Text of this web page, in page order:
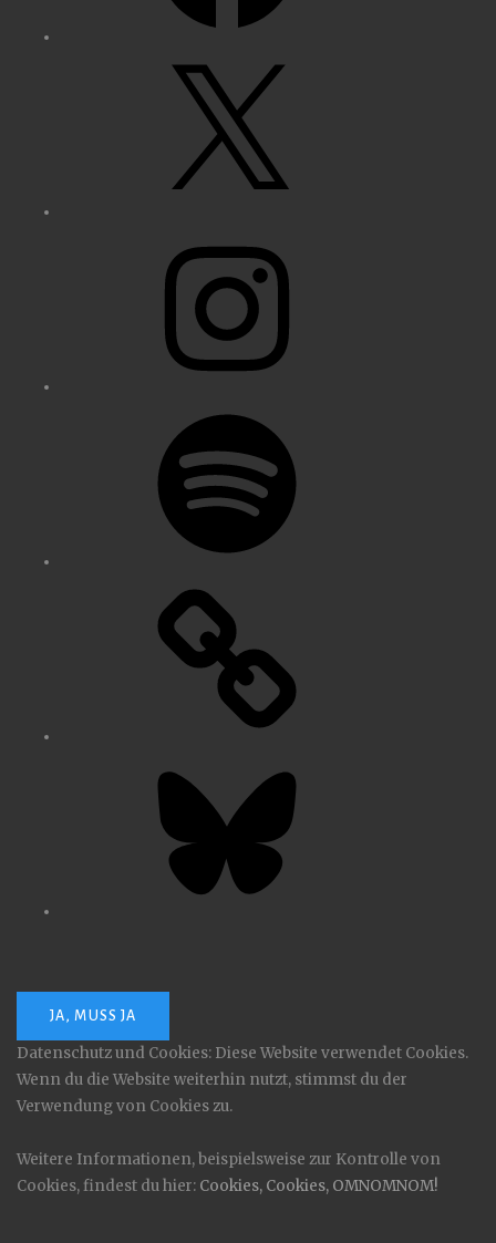
Datenschutz und Cookies: Diese Website verwendet Cookies.
Wenn du die Website weiterhin nutzt, stimmst du der
Verwendung von Cookies zu.
Weitere Informationen, beispielsweise zur Kontrolle von
Cookies, findest du hier: Cookies, Cookies, OMNOMNOM!